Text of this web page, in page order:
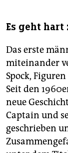
Es geht hart
Das erste
miteinander
Spock,
Seit den
neue
Captain und
geschrieben